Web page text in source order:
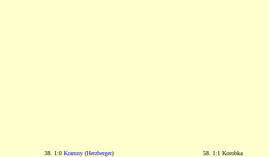
38. 1:0 Kramny (Herzberger) 58. 1:1 Korobka